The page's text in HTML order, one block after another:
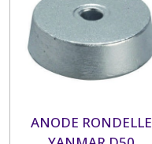
ANODE RONDELLE